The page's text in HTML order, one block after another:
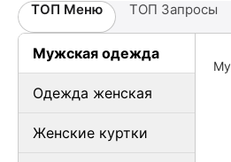
ТОП Меню ТОП Запросы
Мужская одежда
Одежда женская
Женские куртки